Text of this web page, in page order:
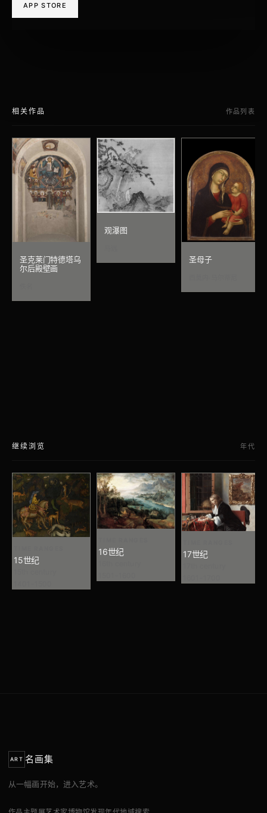
APP STORE
相关作品 作品列表
圣克莱门特德塔乌
尔后殿壁画
观瀑图
圣母子
继续浏览 年代
15世纪
16世纪 17世纪
ART 名画集
从一幅画开始，进入艺术。